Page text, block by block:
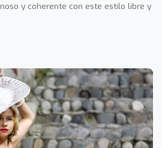
y coherente con este estilo libre y